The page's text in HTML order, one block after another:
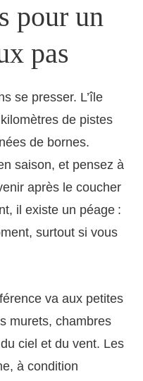
pour un
pas
se presser. L’île
de pistes
de bornes.
saison, et pensez à
après le coucher
il existe un péage :
surtout si vous
va aux petites
murets, chambres
ciel et du vent. Les
à condition